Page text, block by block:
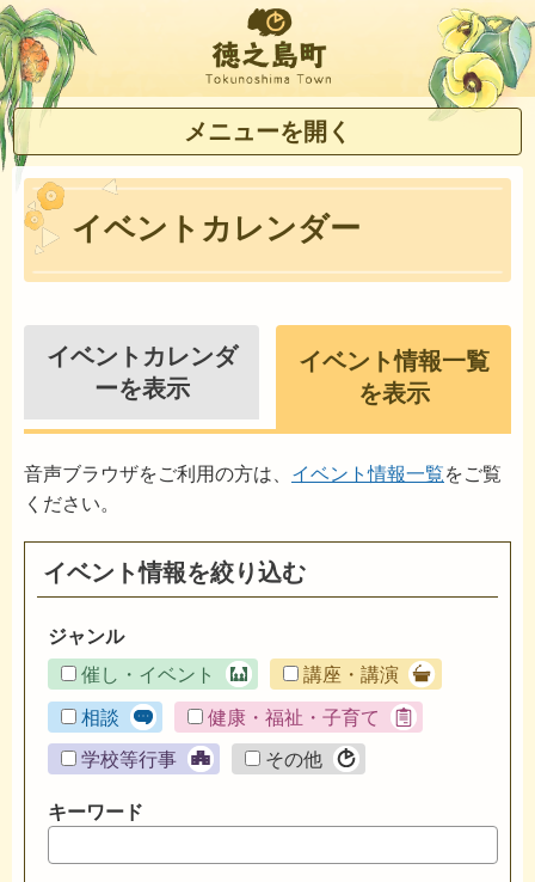
徳之島町
メニューを開く
イベントカレンダー
イベントカレンダ
ーを表示
イベント情報一覧
を表示
音声ブラウザをご利用の方は、 イベント情報一覧をご覧
ください。
イベント情報を絞り込む
ジャンル
催し・イベント
講座・講演
相談 健康・福祉・子育て
学校等行事 その他
キーワード